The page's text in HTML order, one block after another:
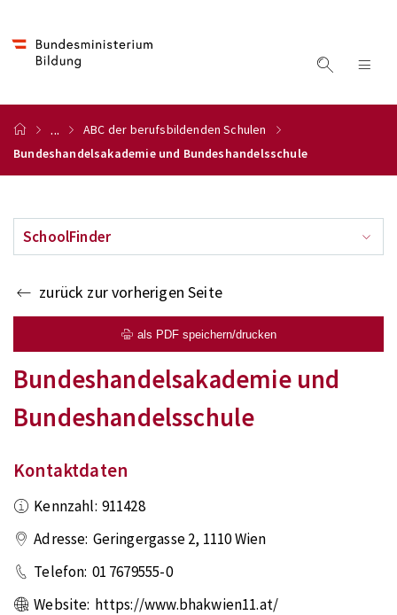
...
ABC der berufsbildenden Schulen
Bundeshandelsakademie und Bundeshandelsschule
SchoolFinder
zurück zur vorherigen Seite
als PDF speichern/drucken
Bundeshandelsakademie und
Bundeshandelsschule
Kontaktdaten
Kennzahl: 911428
Adresse: Geringergasse 2, 1110Wien
Telefon: 01 7679555-0
Website: https://www.bhakwien11.at/